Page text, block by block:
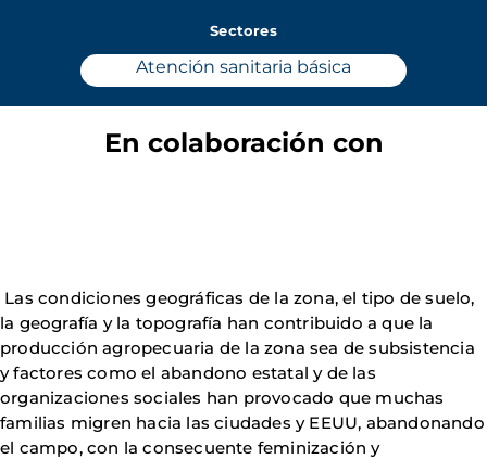
Sectores
Atención sanitaria básica
En colaboración con
Las condiciones geográficas de la zona, el tipo de suelo,
la geografía y la topografía han contribuido a que la
producción agropecuaria de la zona sea de subsistencia
y factores como el abandono estatal y de las
organizaciones sociales han provocado que muchas
familias migren hacia las ciudades y EEUU, abandonando
el campo, con la consecuente feminización y